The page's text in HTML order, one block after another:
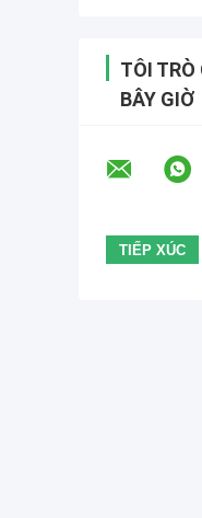
TÔI TRÒ
BÂY GIỜ